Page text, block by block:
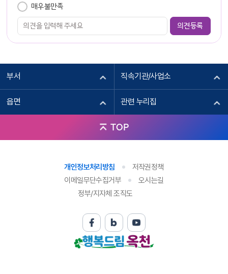
매우불만족
부서 직속기관/사업소
읍면 관련 누리집
TOP
개인정보처리방침
저작권정책
이메일무단수집거부
오시는길
정부/지자체 조직도